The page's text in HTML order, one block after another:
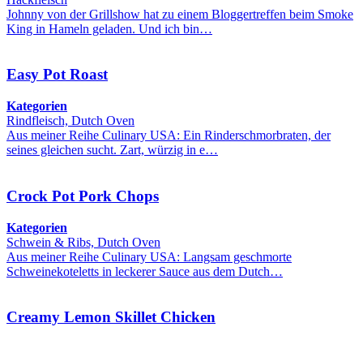
Johnny von der Grillshow hat zu einem Bloggertreffen beim Smoke
King in Hameln geladen. Und ich bin…
Easy Pot Roast
Kategorien
Rindfleisch, Dutch Oven
Aus meiner Reihe Culinary USA: Ein Rinderschmorbraten, der
seines gleichen sucht. Zart, würzig in e…
Crock Pot Pork Chops
Kategorien
Schwein & Ribs, Dutch Oven
Aus meiner Reihe Culinary USA: Langsam geschmorte
Schweinekoteletts in leckerer Sauce aus dem Dutch…
Creamy Lemon Skillet Chicken